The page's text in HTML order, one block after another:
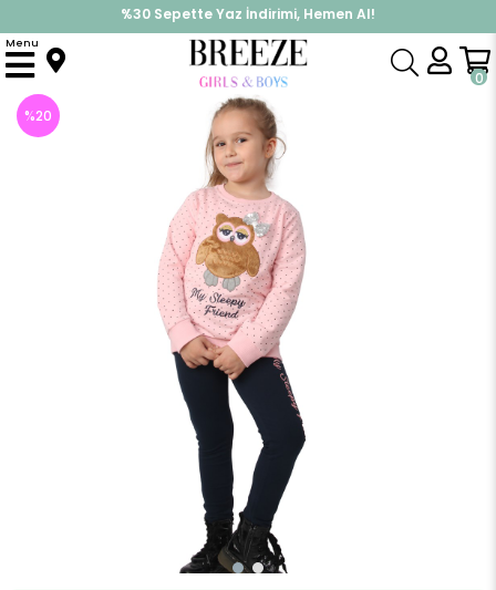
%30 Sepette Yaz İndirimi, Hemen Al!
İndirimlere ek %10 İndirimi Kap, Hemen Üye Ol!
0
Menu
Anasayfa Takımlar Tayt Takımı Kız Çocuk Baykuşlu Tayt Takım Pembe-Lacivert (4-8 Yaş)
%20